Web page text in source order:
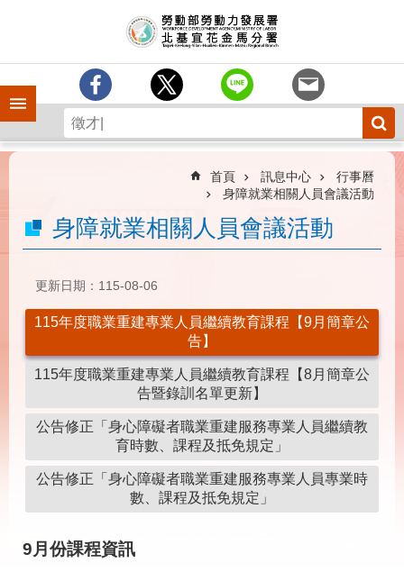
手機側欄
中
分
簡
務
民
務
載
網
回
首頁 訊息中心
行事曆
身障就業相關人員會議活動
身障就業相關人員會議活動
更新日期：115-08-06
115年度職業重建專業人員繼續教育課程【9月簡章公
告】
115年度職業重建專業人員繼續教育課程【8月簡章公
告暨錄訓名單更新】
公告修正「身心障礙者職業重建服務專業人員繼續教
育時數、課程及抵免規定」
公告修正「身心障礙者職業重建服務專業人員專業時
數、課程及抵免規定」
9月份課程資訊